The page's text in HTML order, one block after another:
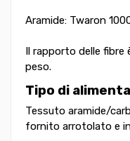
Aramide: Twaron
Il rapporto delle fibre
peso.
Tipo di
Tessuto aramide/
fornito arrotolato e